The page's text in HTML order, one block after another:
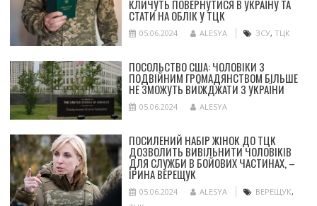
КЛИЧУТЬ ПОВЕРНУТИСЯ В УКРАЇНУ ТА
СТАТИ НА ОБЛІК У ТЦК
05.06.2024 ALESYA ЗСУ, ТЦК
ПОСОЛЬСТВО США: ЧОЛОВІКИ З
ПОДВІЙНИМ ГРОМАДЯНСТВОМ БІЛЬШЕ
НЕ ЗМОЖУТЬ ВИЇЖДЖАТИ З УКРАЇНИ
05.06.2024 ALESYA
ПОСИЛЕНИЙ НАБІР ЖІНОК ДО ТЦК
ДОЗВОЛИТЬ ВИВІЛЬНИТИ ЧОЛОВІКІВ
ДЛЯ СЛУЖБИ В БОЙОВИХ ЧАСТИНАХ, –
ІРИНА ВЕРЕЩУК
05.06.2024 ALESYA ВЕРЕЩУК,